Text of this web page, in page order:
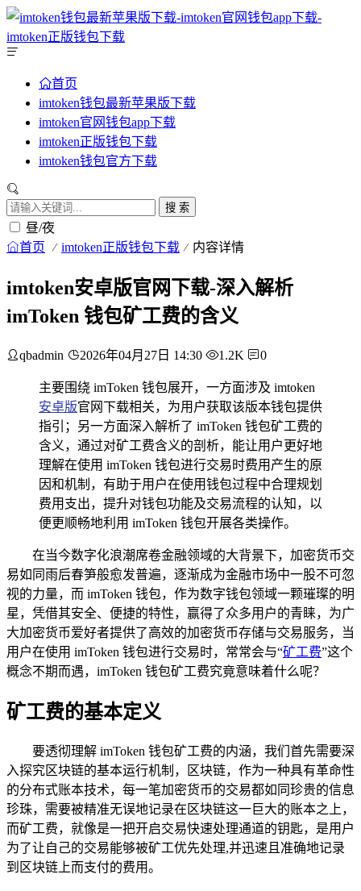
首页
imtoken钱包最新苹果版下载
imtoken官网钱包app下载
imtoken正版钱包下载
imtoken钱包官方下载
搜 索
昼/夜
首页 imtoken正版钱包下载 内容详情
imtoken安卓版官网下载-深入解析
imToken 钱包矿工费的含义
qbadmin 2026年04月27日 14:30 1.2K 0
主要围绕 imToken 钱包展开，一方面涉及 imtoken
安卓版官网下载相关，为用户获取该版本钱包提供
指引；另一方面深入解析了 imToken 钱包矿工费的
含义，通过对矿工费含义的剖析，能让用户更好地
理解在使用 imToken 钱包进行交易时费用产生的原
因和机制，有助于用户在使用钱包过程中合理规划
费用支出，提升对钱包功能及交易流程的认知，以
便更顺畅地利用 imToken 钱包开展各类操作。
在当今数字化浪潮席卷金融领域的大背景下，加密货币交
易如同雨后春笋般愈发普遍，逐渐成为金融市场中一股不可忽
视的力量，而 imToken 钱包，作为数字钱包领域一颗璀璨的明
星，凭借其安全、便捷的特性，赢得了众多用户的青睐，为广
大加密货币爱好者提供了高效的加密货币存储与交易服务，当
用户在使用 imToken 钱包进行交易时，常常会与“矿工费”这个
概念不期而遇，imToken 钱包矿工费究竟意味着什么呢？
矿工费的基本定义
要透彻理解 imToken 钱包矿工费的内涵，我们首先需要深
入探究区块链的基本运行机制，区块链，作为一种具有革命性
的分布式账本技术，每一笔加密货币的交易都如同珍贵的信息
珍珠，需要被精准无误地记录在区块链这一巨大的账本之上，
而矿工费，就像是一把开启交易快速处理通道的钥匙，是用户
为了让自己的交易能够被矿工优先处理,并迅速且准确地记录
到区块链上而支付的费用。